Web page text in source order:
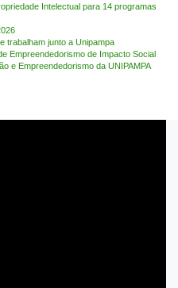
Intelectual para 14 programas
trabalham junto a Unipampa
Empreendedorismo de Impacto Social
e Empreendedorismo da UNIPAMPA